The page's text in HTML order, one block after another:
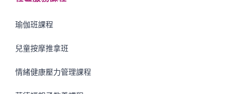
瑜伽班課程
兒童按摩推拿班
情緒健康壓力管理課程